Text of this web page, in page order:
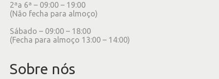
2ªa 6ª – 09:00 – 19:00
(Não fecha para almoço)
Sábado – 09:00 – 18:00
(Fecha para almoço 13:00 – 14:00)
Sobre nós